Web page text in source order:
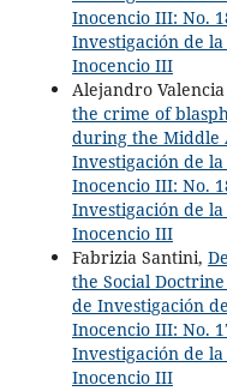
Inocencio III: No.
Investigación de
Inocencio III
Alejandro
the crime of
during the Middle
Investigación de
Inocencio III: No.
Investigación de
Inocencio III
Fabrizia Santini,
the Social
de Investigación
Inocencio III: No.
Investigación de
Inocencio III